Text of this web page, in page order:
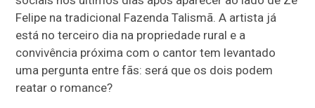
Felipe na tradicional Fazenda Talismã. A artista já
está no terceiro dia na propriedade rural e a
convivência próxima com o cantor tem levantado
uma pergunta entre fãs: será que os dois podem
reatar o romance?